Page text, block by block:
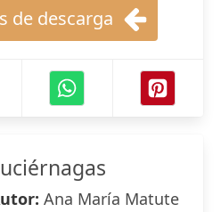
de descarga
Ana María Matute